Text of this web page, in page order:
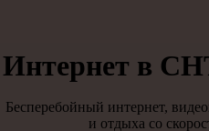
Интернет в
Бесперебойный интернет,
и отдыха со